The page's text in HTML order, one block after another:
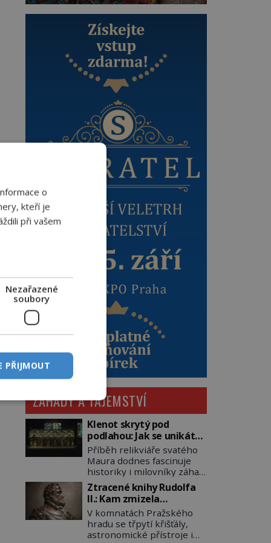
ZÁHADY A TAJEMSTVÍ
Klenot skrytý pod
podlahou: Jak se unikátní
románský poklad dostal
do zapadlého Bečova?
Příběh relikviáře svatého
Maura dodnes fascinuje
historiky i milovníky záhad
po celém světě. Tato
románská zlatnická
památka ze 13. století je
po českých korunovačních
klenotech druhým
nejcennějším movitým
Ztracené knihy Rudolfa
II.: Kam zmizela
nejzáhadnější knihovna
Evropy?
V komnatách Pražského
hradu se třpytí křišťály,
astronomické přístroje i
o
kteří je
při vašem
Nezařazené
soubory
PŘIJMOUT